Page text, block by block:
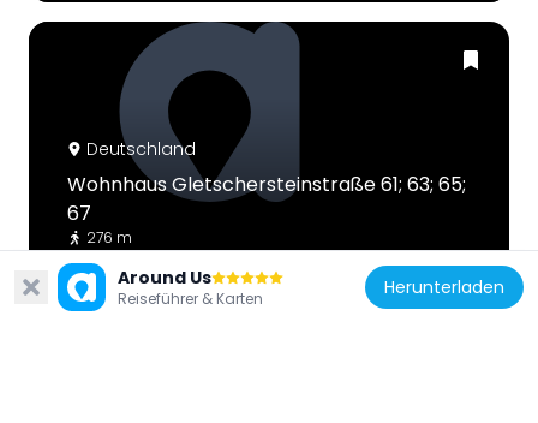
Deutschland
Wohnhaus Gletschersteinstraße 61; 63; 65;
67
276 m
Around Us
Reiseführer & Karten Herunterladen